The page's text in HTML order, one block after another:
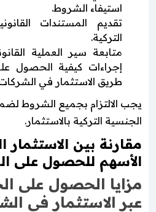
استيفاء الشروط.
تقديم المستندات
التركية.
متابعة سير العملية
إجراءات كيفية الحصول
طريق الاستثمار في
يجب الالتزام بجميع الشروط
الجنسية التركية بالاستثمار.
مقارنة بين الاستثمار
الأسهم للحصول على
مزايا الحصول على
عبر الاستثمار في